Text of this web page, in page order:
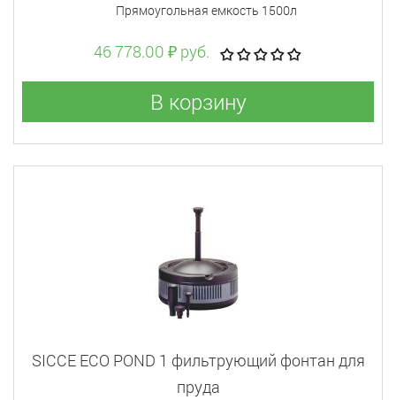
Прямоугольная емкость 1500л
46 778.00 ₽ руб.
В корзину
SICCE ECO POND 1 фильтрующий фонтан для
пруда